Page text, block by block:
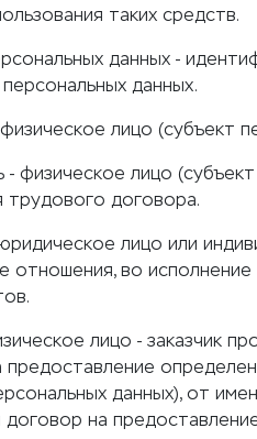
таких средств.
данных -
данных.
лицо (субъект
- физическое лицо
трудового договора.
лицо или
отношения, во
лицо - заказчик
предоставление
данных), от
на